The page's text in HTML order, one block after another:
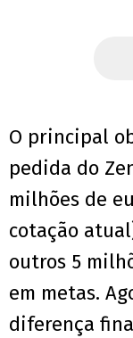
O principal
pedida do
milhões de
cotação
outros 5
em metas.
diferença